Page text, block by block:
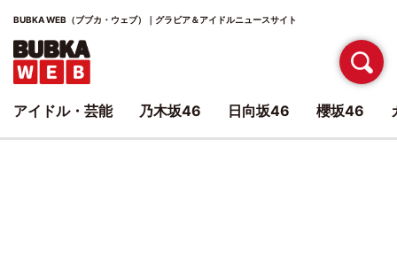
BUBKA WEB（ブブカ・ウェブ）｜グラビア＆アイドルニュースサイト
アイドル・芸能 乃木坂46 日向坂46 櫻坂46